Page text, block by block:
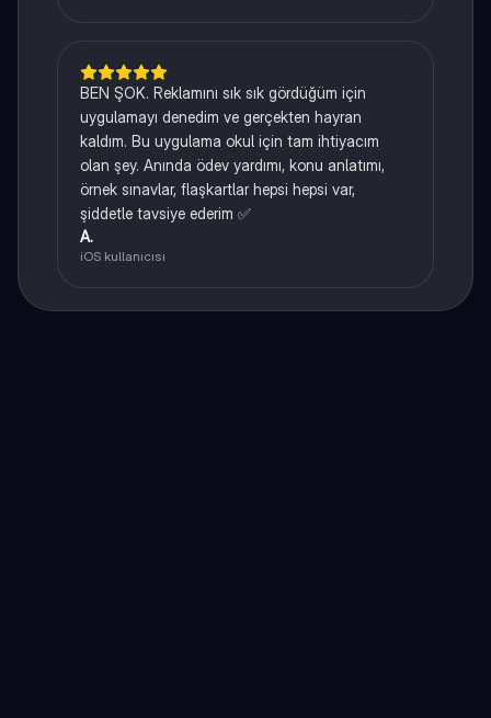
BEN ŞOK. Reklamını sık sık gördüğüm için
uygulamayı denedim ve gerçekten hayran
kaldım. Bu uygulama okul için tam ihtiyacım
olan şey. Anında ödev yardımı, konu anlatımı,
örnek sınavlar, flaşkartlar hepsi hepsi var,
şiddetle tavsiye ederim ✅
A.
iOS kullanıcısı